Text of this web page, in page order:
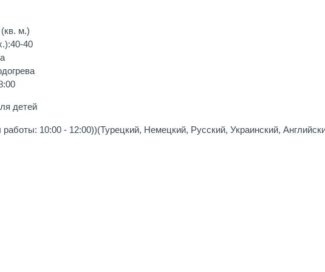
м.)
40
детей
10:00 - 12:00))(Турецкий, Немецкий, Русский, Украинский,